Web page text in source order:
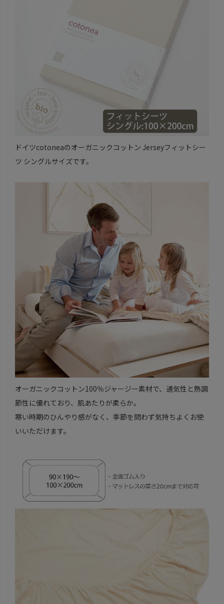
ドイツcotoneaのオーガニックコットン Jerseyフィットシー
ツ シングルサイズです。
オーガニックコットン100％ジャージー素材で、通気性と熱調
節性に優れており、肌あたりが柔らか。
寒い時期のひんやり感がなく、季節を問わず気持ちよくお使
いいただけます。